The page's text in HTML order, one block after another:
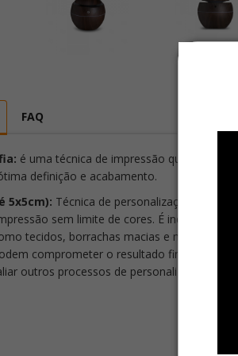
FAQ
é uma técnica de impressão que
definição e acabamento.
5x5cm): Técnica de personalização que
sem limite de cores. É indicada
tecidos, borrachas macias e materiais
comprometer o resultado final. Para
outros processos de personalização,